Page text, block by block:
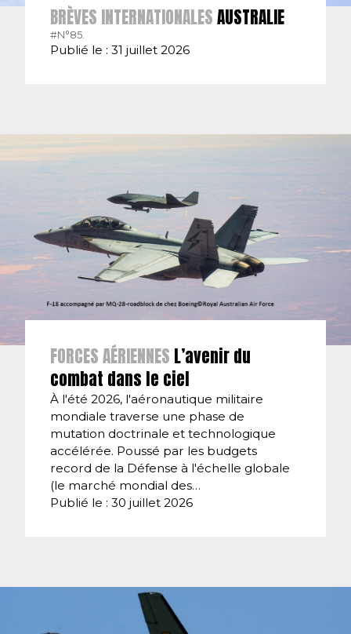
BRÈVES INTERNATIONALESAUSTRALIE
#N°85.
Publié le : 31 juillet 2026
FORCES AÉRIENNES L’avenir du
combat dans le ciel
À l'été 2026, l'aéronautique militaire
mondiale traverse une phase de
mutation doctrinale et technologique
accélérée. Poussé par les budgets
record de la Défense à l'échelle globale
(le marché mondial des…
Publié le : 30 juillet 2026